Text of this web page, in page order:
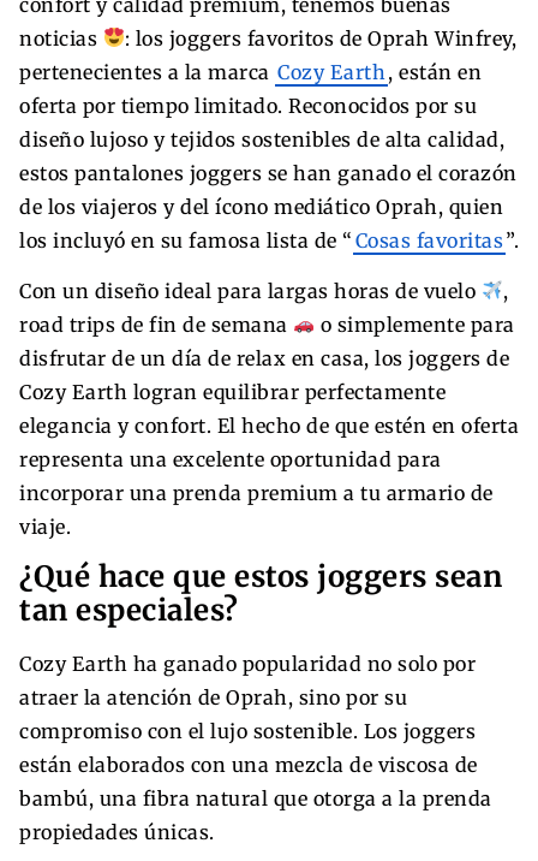
noticias
: los joggers favoritos de Oprah Winfrey,
pertenecientes a la marca Cozy Earth , están en
oferta por tiempo limitado. Reconocidos por su
diseño lujoso y tejidos sostenibles de alta calidad,
estos pantalones joggers se han ganado el corazón
de los viajeros y del ícono mediático Oprah, quien
los incluyó en su famosa lista de “ Cosas favoritas”.
Con un diseño ideal para largas horas de vuelo
,
road trips de fin de semana
o simplemente para
disfrutar de un día de relax en casa, los joggers de
Cozy Earth logran equilibrar perfectamente
elegancia y confort. El hecho de que estén en oferta
representa una excelente oportunidad para
incorporar una prenda premium a tu armario de
viaje.
¿Qué hace que estos joggers sean
tan especiales?
Cozy Earth ha ganado popularidad no solo por
atraer la atención de Oprah, sino por su
compromiso con el lujo sostenible. Los joggers
están elaborados con una mezcla de viscosa de
bambú, una fibra natural que otorga a la prenda
propiedades únicas.